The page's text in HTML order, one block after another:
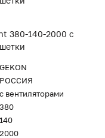
380-140-2000 с
GEKON
РОССИЯ
с вентиляторами
380
140
2000